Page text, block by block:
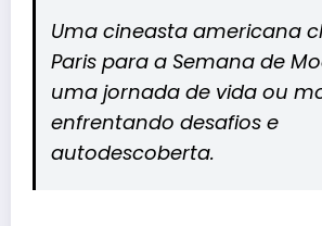
Uma cineasta americana
Paris para a Semana de
uma jornada de vida ou
enfrentando desafios e
autodescoberta.